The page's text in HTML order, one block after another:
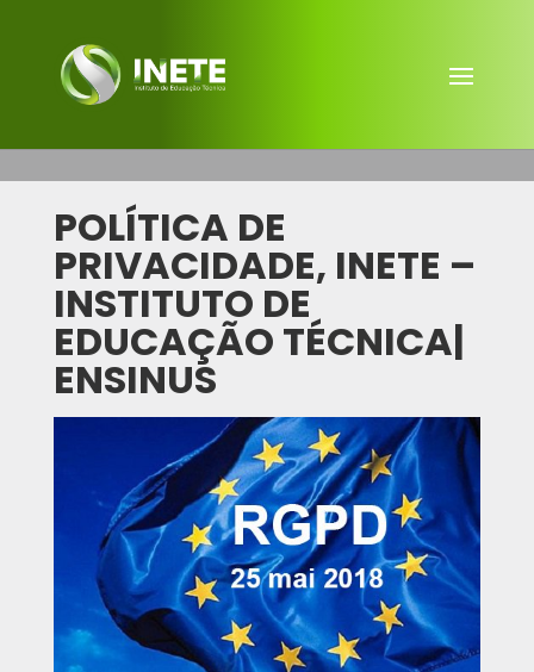
POLÍTICA DE
PRIVACIDADE, INETE –
INSTITUTO DE
EDUCAÇÃO TÉCNICA|
ENSINUS